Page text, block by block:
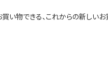
い物できる、これからの新しい